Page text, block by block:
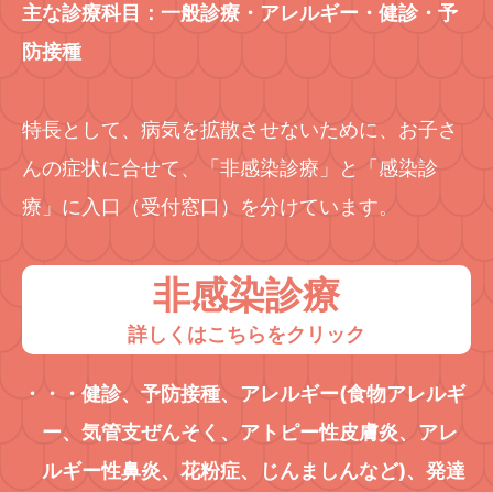
主な診療科目：一般診療・アレルギー・健診・予
防接種
特長として、病気を拡散させないために、お子さ
んの症状に合せて、「非感染診療」と「感染診
療」に入口（受付窓口）を分けています。
非感染診療
詳しくはこちらをクリック
・・・健診、予防接種、アレルギー(食物アレルギ
ー、気管支ぜんそく、アトピー性皮膚炎、アレ
ルギー性鼻炎、花粉症、じんましんなど)、発達